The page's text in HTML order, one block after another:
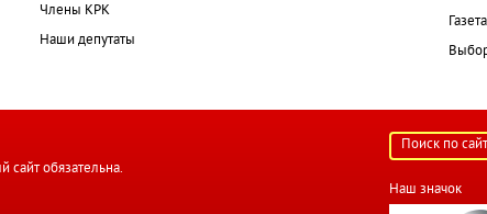
Члены КРК
Наши депутаты
сайт обязательна.
Наш значок